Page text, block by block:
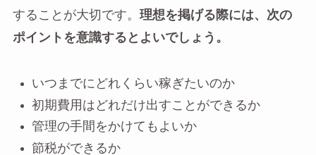
することが大切です。 理想を掲げる際には、次の
ポイントを意識するとよいでしょう。
いつまでにどれくらい稼ぎたいのか
初期費用はどれだけ出すことができるか
管理の手間をかけてもよいか
節税ができるか